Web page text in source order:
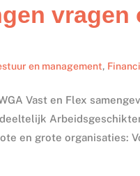
vragen
en management,
Vast en Flex
en grote organisaties: